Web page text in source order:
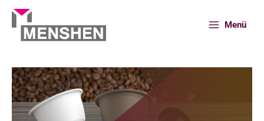
Aller
contenu
Menü
Accueil Portefeuille Capsules cafe